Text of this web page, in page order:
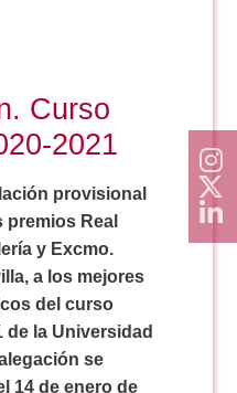
Curso
2021
provisional
Real
y Excmo.
a los mejores
del curso
de la Universidad
se
14 de enero de